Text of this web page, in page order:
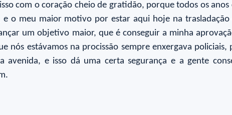
com o coração cheio de gratidão, porque todos os
o meu maior motivo por estar aqui hoje na
um objetivo maior, que é conseguir a minha
nós estávamos na procissão sempre enxergava policiais,
e isso dá uma certa segurança e a gente